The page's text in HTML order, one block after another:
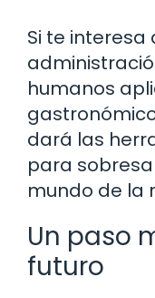
Si te
humanos
dará las
para
mundo de la
Un paso
futuro